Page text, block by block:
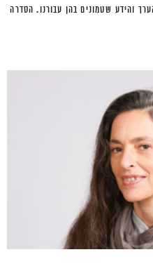
והידע שטמונים בהן עבורנו. הסדרה